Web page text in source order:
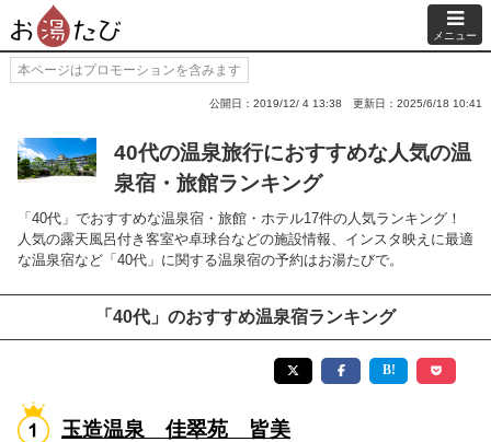
メニュー
本ページはプロモーションを含みます
公開日：2019/12/ 4 13:38 更新日：2025/6/18 10:41
40代の温泉旅行におすすめな人気の温
泉宿・旅館ランキング
「40代」でおすすめな温泉宿・旅館・ホテル17件の人気ランキング！
人気の露天風呂付き客室や卓球台などの施設情報、インスタ映えに最適
な温泉宿など「40代」に関する温泉宿の予約はお湯たびで。
「40代」のおすすめ温泉宿ランキング
玉造温泉 佳翠苑 皆美